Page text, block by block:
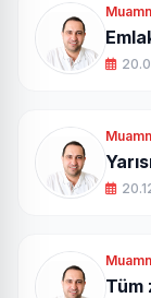
Tüm